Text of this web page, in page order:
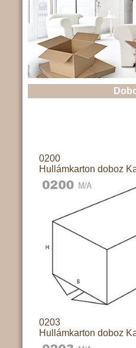
0200
Hullámkarton doboz
0203
Hullámkarton doboz